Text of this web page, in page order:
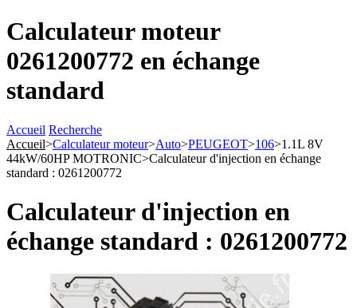
Calculateur moteur
0261200772 en échange
standard
Accueil Recherche
Accueil>Calculateur moteur>Auto>PEUGEOT>106>1.1L 8V
44kW/60HP MOTRONIC>Calculateur d'injection en échange
standard : 0261200772
Calculateur d'injection en
échange standard : 0261200772